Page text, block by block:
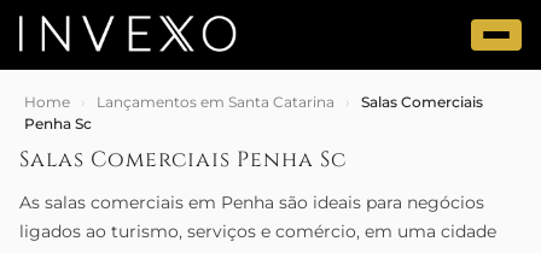
Home › Lançamentos em Santa Catarina ›
Salas Comerciais
Penha Sc
Salas Comerciais Penha Sc
As salas comerciais em Penha são ideais para negócios
ligados ao turismo, serviços e comércio, em uma cidade